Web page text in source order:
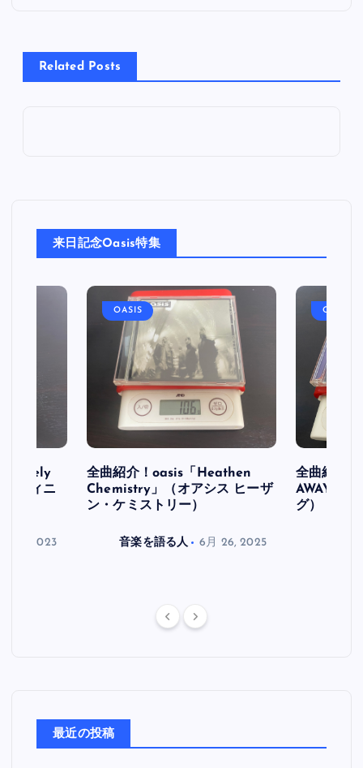
ビ
ョ
ン
Related Posts
来日記念Oasis特集
フィニ
30, 2023
OASIS
全曲紹介！oasis「Heathen
Chemistry」（オアシス ヒーザ
ン・ケミストリー）
音楽を語る人 6月 26, 2025
OASIS
全曲紹介
AWAY」
グ）
最近の投稿